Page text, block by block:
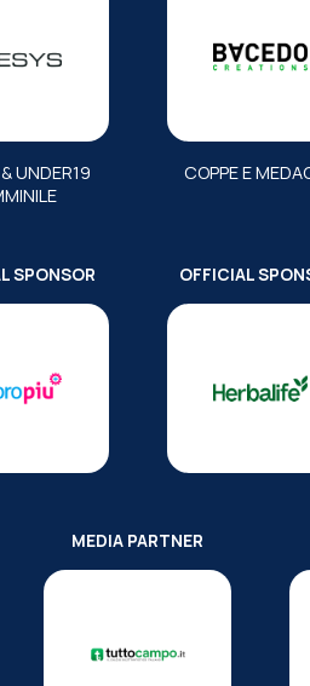
UNDER19
COPPE E
SPONSOR OFFICIAL
MEDIA PARTNER